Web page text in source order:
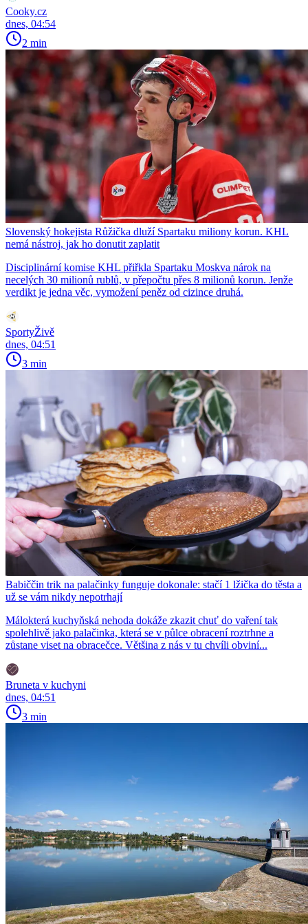
Cooky.cz
dnes, 04:54
2 min
Slovenský hokejista Růžička dluží Spartaku miliony korun. KHL
nemá nástroj, jak ho donutit zaplatit
Disciplinární komise KHL přiřkla Spartaku Moskva nárok na
necelých 30 milionů rublů, v přepočtu přes 8 milionů korun. Jenže
verdikt je jedna věc, vymožení peněz od cizince druhá.
SportyŽivě
dnes, 04:51
3 min
Babiččin trik na palačinky funguje dokonale: stačí 1 lžička do těsta a
už se vám nikdy nepotrhají
Málokterá kuchyňská nehoda dokáže zkazit chuť do vaření tak
spolehlivě jako palačinka, která se v půlce obracení roztrhne a
zůstane viset na obracečce. Většina z nás v tu chvíli obviní...
Bruneta v kuchyni
dnes, 04:51
3 min